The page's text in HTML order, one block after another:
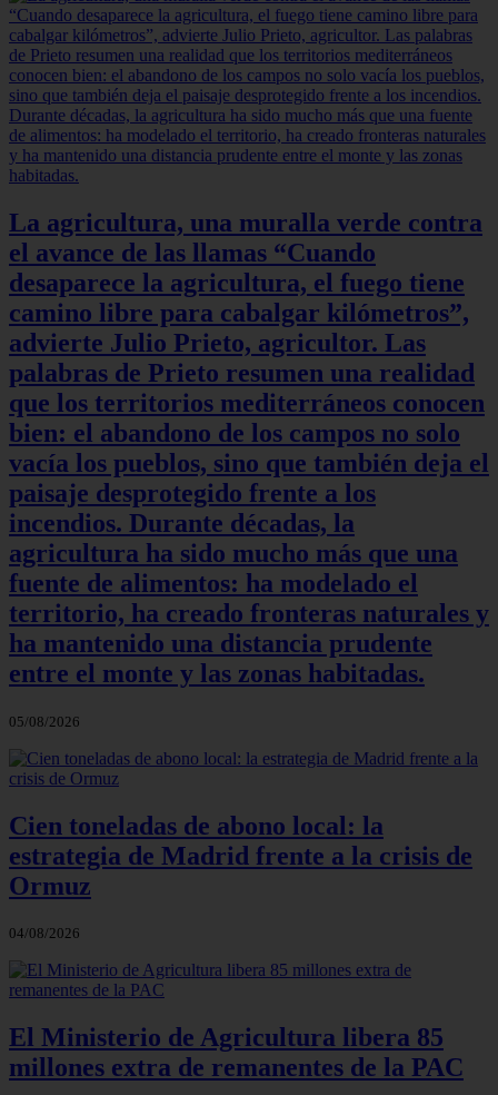
La agricultura, una muralla verde contra
el avance de las llamas “Cuando
desaparece la agricultura, el fuego tiene
camino libre para cabalgar kilómetros”,
advierte Julio Prieto, agricultor. Las
palabras de Prieto resumen una realidad
que los territorios mediterráneos conocen
bien: el abandono de los campos no solo
vacía los pueblos, sino que también deja el
paisaje desprotegido frente a los
incendios. Durante décadas, la
agricultura ha sido mucho más que una
fuente de alimentos: ha modelado el
territorio, ha creado fronteras naturales y
ha mantenido una distancia prudente
entre el monte y las zonas habitadas.
05/08/2026
Cien toneladas de abono local: la
estrategia de Madrid frente a la crisis de
Ormuz
04/08/2026
El Ministerio de Agricultura libera 85
millones extra de remanentes de la PAC